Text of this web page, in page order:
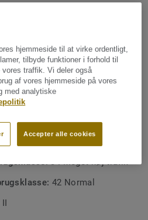
af tekniske
og udtjente
OG MILJØSPECIFIKATIONER
gulvbelægning på
34 Meget høj trafik
42 Normal
II
hjemmeside til at virke ordentligt,
tilbyde funktioner i forhold til
traffik. Vi deler også
af vores hjemmeside på vores
med analytiske
Accepter alle cookies